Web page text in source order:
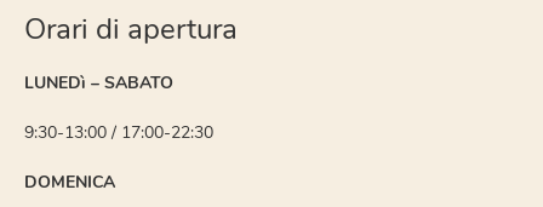
Orari di apertura
LUNEDì – SABATO
9:30-13:00 / 17:00-22:30
DOMENICA